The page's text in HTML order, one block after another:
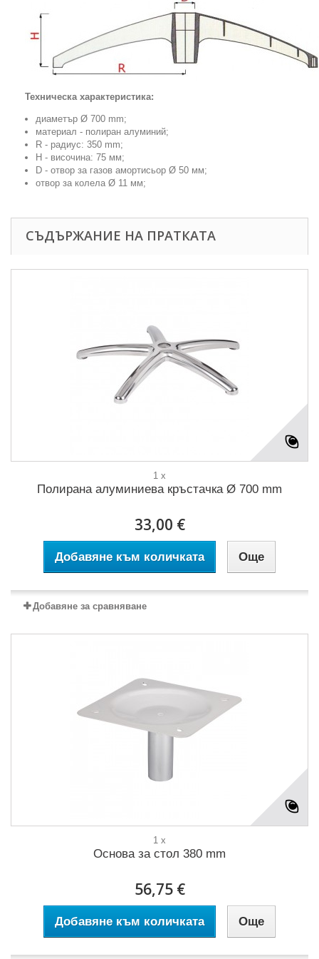
Техническа характеристика:
диаметър Ø 700 mm;
материал - полиран алуминий;
R - радиус: 350 mm;
H - височина: 75 мм;
D - отвор за газов амортисьор Ø 50 мм;
отвор за колела Ø 11 мм;
СЪДЪРЖАНИЕ НА ПРАТКАТА
1 x
Полирана алуминиева кръстачка Ø 700 mm
33,00 €
Добавяне към количката Още
Добавяне за сравняване
1 x
Основа за стол 380 mm
56,75 €
Добавяне към количката Още